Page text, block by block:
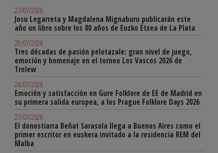
27/07/2026
Josu Legarreta y Magdalena Mignaburu publicarán este
año un libro sobre los 80 años de Euzko Etxea de La Plata
28/07/2026
Tres décadas de pasión pelotazale: gran nivel de juego,
emoción y homenaje en el torneo Los Vascos 2026 de
Trelew
24/07/2026
Emoción y satisfacción en Gure Folklore de EE de Madrid en
su primera salida europea, a los Prague Folklore Days 2026
27/07/2026
El donostiarra Beñat Sarasola llega a Buenos Aires como el
primer escritor en euskera invitado a la residencia REM del
Malba